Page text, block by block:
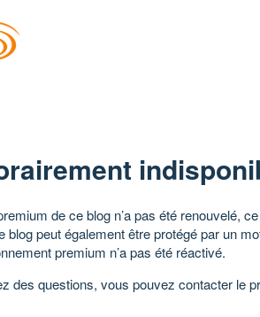
de ce blog n’a pas été renouvelé,
peut également être protégé par un
premium n’a pas été réactivé.
des questions, vous pouvez contacter le